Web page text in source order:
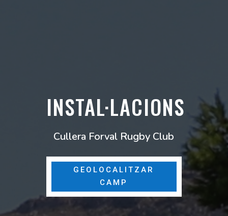
INSTAL·LACIONS
Cullera Forval Rugby Club
GEOLOCALITZAR
CAMP